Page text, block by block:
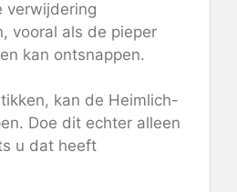
verwijdering
vooral als de pieper
kan ontsnappen.
kan de Heimlich-
Doe dit echter alleen
u dat heeft